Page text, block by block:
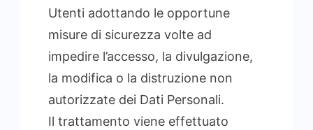
Utenti adottando le opportune
misure di sicurezza volte ad
impedire l’accesso, la divulgazione,
la modifica o la distruzione non
autorizzate dei Dati Personali.
Il trattamento viene effettuato